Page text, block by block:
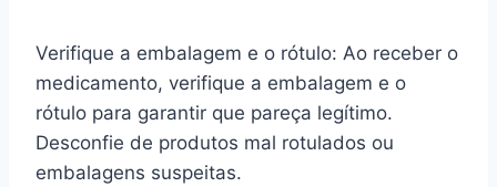
Verifique a embalagem e o rótulo: Ao receber o
medicamento, verifique a embalagem e o
rótulo para garantir que pareça legítimo.
Desconfie de produtos mal rotulados ou
embalagens suspeitas.